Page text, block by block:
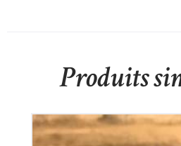
Produits